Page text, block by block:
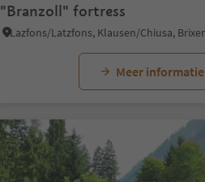
"Branzoll" fortress
Meer informatie